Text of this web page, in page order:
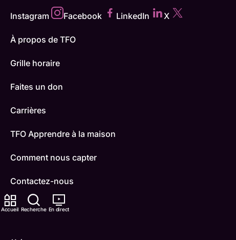
Accueil Recherche En direct
Instagram Facebook LinkedIn X
À propos de TFO
Grille horaire
Faites un don
Carrières
TFO Apprendre à la maison
Comment nous capter
Contactez-nous
ONFR